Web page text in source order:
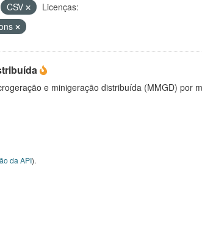
CSV
Licenças:
e minigeração distribuída (MMGD) por
da API).